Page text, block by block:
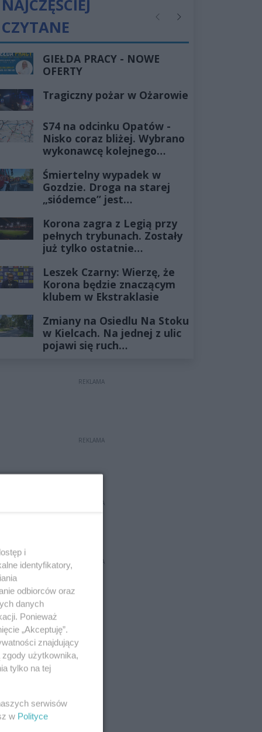
NAJCZĘŚCIEJ
CZYTANE
PoprzednieNastępne
GIEŁDA PRACY - NOWE
OFERTY
Tragiczny pożar w Ożarowie
S74 na odcinku Opatów -
Nisko coraz bliżej. Wybrano
wykonawcę kolejnego
Śmiertelny wypadek w
Gozdzie. Droga na starej
„siódemce” jest
Korona zagra z Legią przy
pełnych trybunach. Zostały
już tylko ostatnie
Leszek Czarny: Wierzę, że
Korona będzie znaczącym
klubem w Ekstraklasie
Zmiany na Osiedlu Na Stoku
w Kielcach. Na jednej z ulic
pojawi się ruch
REKLAMA
REKLAMA
REKLAMA
REKLAMA
i
identyfikatory,
odbiorców oraz
danych
Ponieważ
„Akceptuję”.
znajdujący
użytkownika,
tylko na tej
serwisów
w Polityce